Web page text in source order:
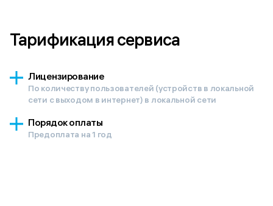
Лицензирование
По количеству пользователей (устройств в локальной
сети с выходом в интернет) в локальной сети
Порядок оплаты
Предоплата на 1 год